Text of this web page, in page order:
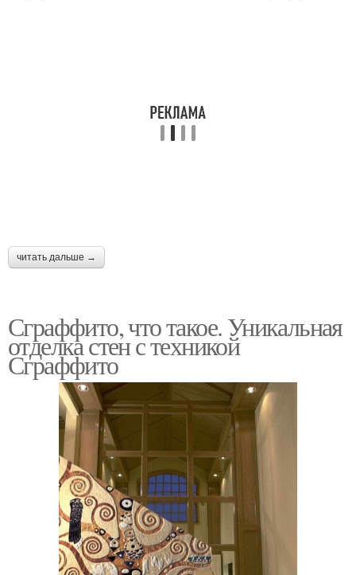
читать дальше →
Сграффито, что такое. Уникальная
отделка стен с техникой
Сграффито